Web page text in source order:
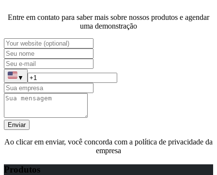
Entre em contato para saber mais sobre nossos produtos e agendar
uma demonstração
▼
Enviar
Ao clicar em enviar, você concorda com a política de privacidade da
empresa
Produtos